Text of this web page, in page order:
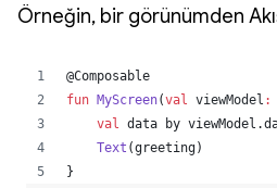
Örneğin, bir görünümden